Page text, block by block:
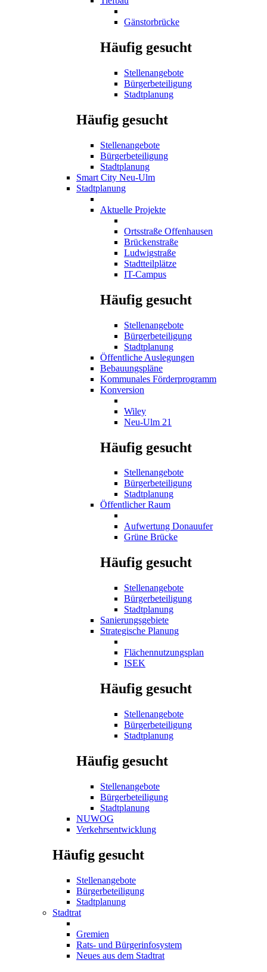
Gänstorbrücke
Häufig gesucht
Stellenangebote
Bürgerbeteiligung
Stadtplanung
Häufig gesucht
Stellenangebote
Bürgerbeteiligung
Stadtplanung
Smart City Neu-Ulm
Stadtplanung
Aktuelle Projekte
Ortsstraße Offenhausen
Brückenstraße
Ludwigstraße
Stadtteilplätze
IT-Campus
Häufig gesucht
Stellenangebote
Bürgerbeteiligung
Stadtplanung
Öffentliche Auslegungen
Bebauungspläne
Kommunales Förderprogramm
Konversion
Wiley
Neu-Ulm 21
Häufig gesucht
Stellenangebote
Bürgerbeteiligung
Stadtplanung
Öffentlicher Raum
Aufwertung Donauufer
Grüne Brücke
Häufig gesucht
Stellenangebote
Bürgerbeteiligung
Stadtplanung
Sanierungsgebiete
Strategische Planung
Flächennutzungsplan
ISEK
Häufig gesucht
Stellenangebote
Bürgerbeteiligung
Stadtplanung
Häufig gesucht
Stellenangebote
Bürgerbeteiligung
Stadtplanung
NUWOG
Verkehrsentwicklung
Häufig gesucht
Stellenangebote
Bürgerbeteiligung
Stadtplanung
Stadtrat
Gremien
Rats- und Bürgerinfosystem
Neues aus dem Stadtrat